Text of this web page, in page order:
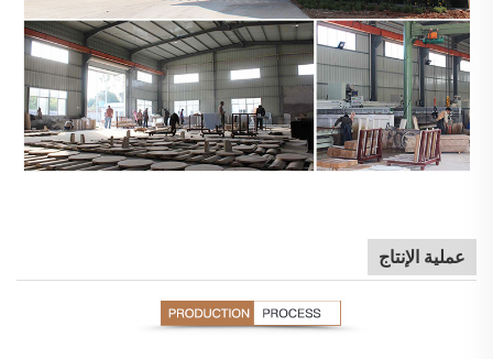
عملية الإنتاج